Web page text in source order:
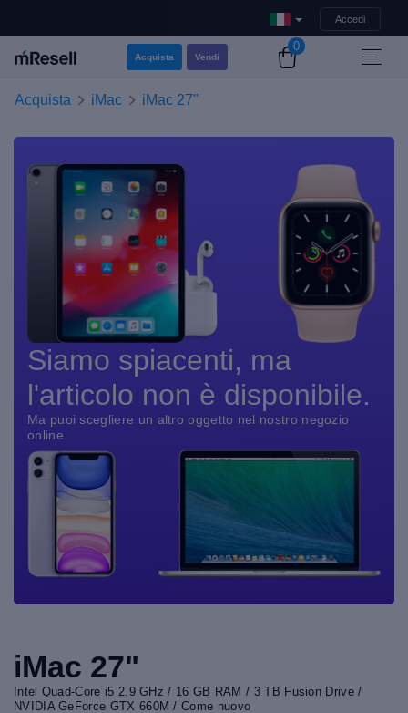
Accedi
Acquista Vendi
0
Acquista iMac iMac 27"
Siamo spiacenti, ma
l'articolo non è disponibile.
Ma puoi scegliere un altro oggetto nel nostro negozio
online
iMac 27"
Intel Quad-Core i5 2.9 GHz / 16 GB RAM / 3 TB Fusion Drive /
NVIDIA GeForce GTX 660M / Come nuovo